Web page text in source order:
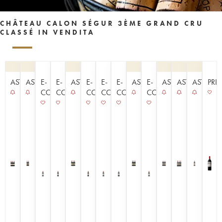
CHÂTEAU CALON SÉGUR 3ÈME GRAND CRU
CLASSÉ IN VENDITA
ASTAASTAE-
COMMERCE
E-
COMMERCE
ASTAE-
COMMERCE
E-
COMMERCE
E-
COMMERCE
ASTAE-
COMMERCE
ASTAASTAASTA